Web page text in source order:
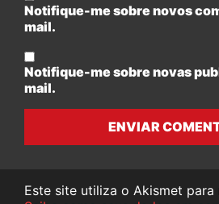
Notifique-me sobre novos
mail.
Notifique-me sobre novas
mail.
ENVIAR
Este site utiliza o Akismet para